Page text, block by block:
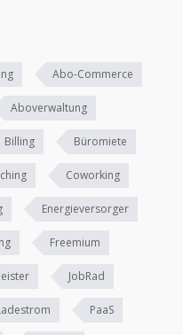
Abo-Commerce
Aboverwaltung
Billing Büromiete
Coworking
Energieversorger
Freemium
JobRad
PaaS